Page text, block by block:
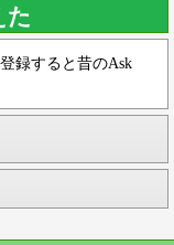
た
録すると昔のAsk